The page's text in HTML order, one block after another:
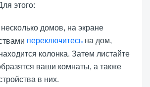
этого:
домов, на экране
переключитесь на дом,
колонка. Затем листайте
ваши комнаты, а также
в них.